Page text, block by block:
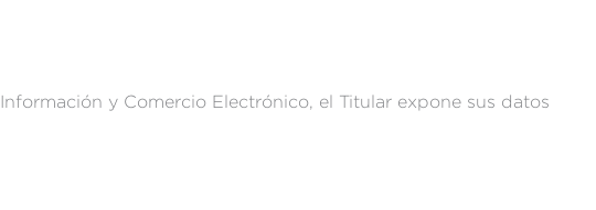
y Comercio Electrónico, el Titular expone sus datos